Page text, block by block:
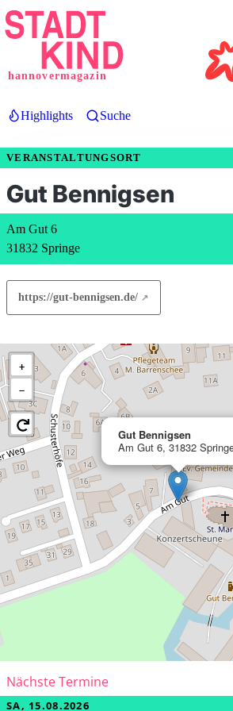
Direkt
zum
hannovermagazin
Highlights Suche
VERANSTALTUNGSORT
Gut Bennigsen
Am Gut 6
31832 Springe
https://gut-bennigsen.de/
Gut Bennigsen
Am Gut 6, 31832
+
−
Nächste Termine
SA, 15.08.2026